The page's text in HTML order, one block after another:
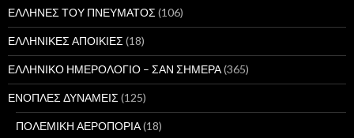
ΕΛΛΗΝΕΣ ΤΟΥ ΠΝΕΥΜΑΤΟΣ (106)
ΕΛΛΗΝΙΚΕΣ ΑΠΟΙΚΙΕΣ (18)
ΕΛΛΗΝΙΚΟ ΗΜΕΡΟΛΟΓΙΟ – ΣΑΝ ΣΗΜΕΡΑ(365)
ΕΝΟΠΛΕΣ ΔΥΝΑΜΕΙΣ (125)
ΠΟΛΕΜΙΚΗ ΑΕΡΟΠΟΡΙΑ(18)